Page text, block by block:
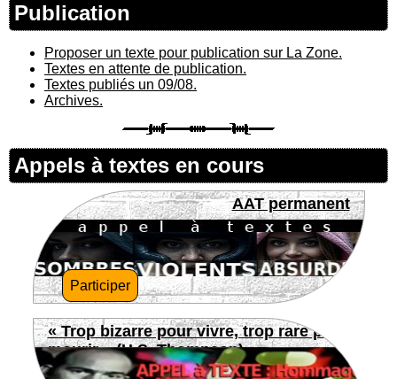
Publication
Proposer un texte pour publication sur La Zone.
Textes en attente de publication.
Textes publiés un 09/08.
Archives.
Appels à textes en cours
AAT permanent
Participer
« Trop bizarre pour vivre, trop rare pour
mourir » (H.S. Thompson)